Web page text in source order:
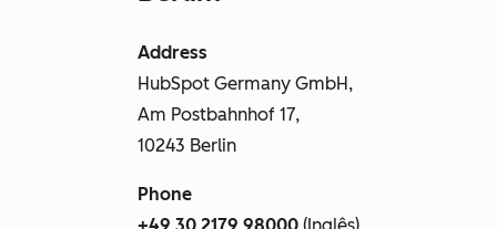
Address
HubSpot Germany GmbH,
Am Postbahnhof 17,
10243 Berlin
Phone